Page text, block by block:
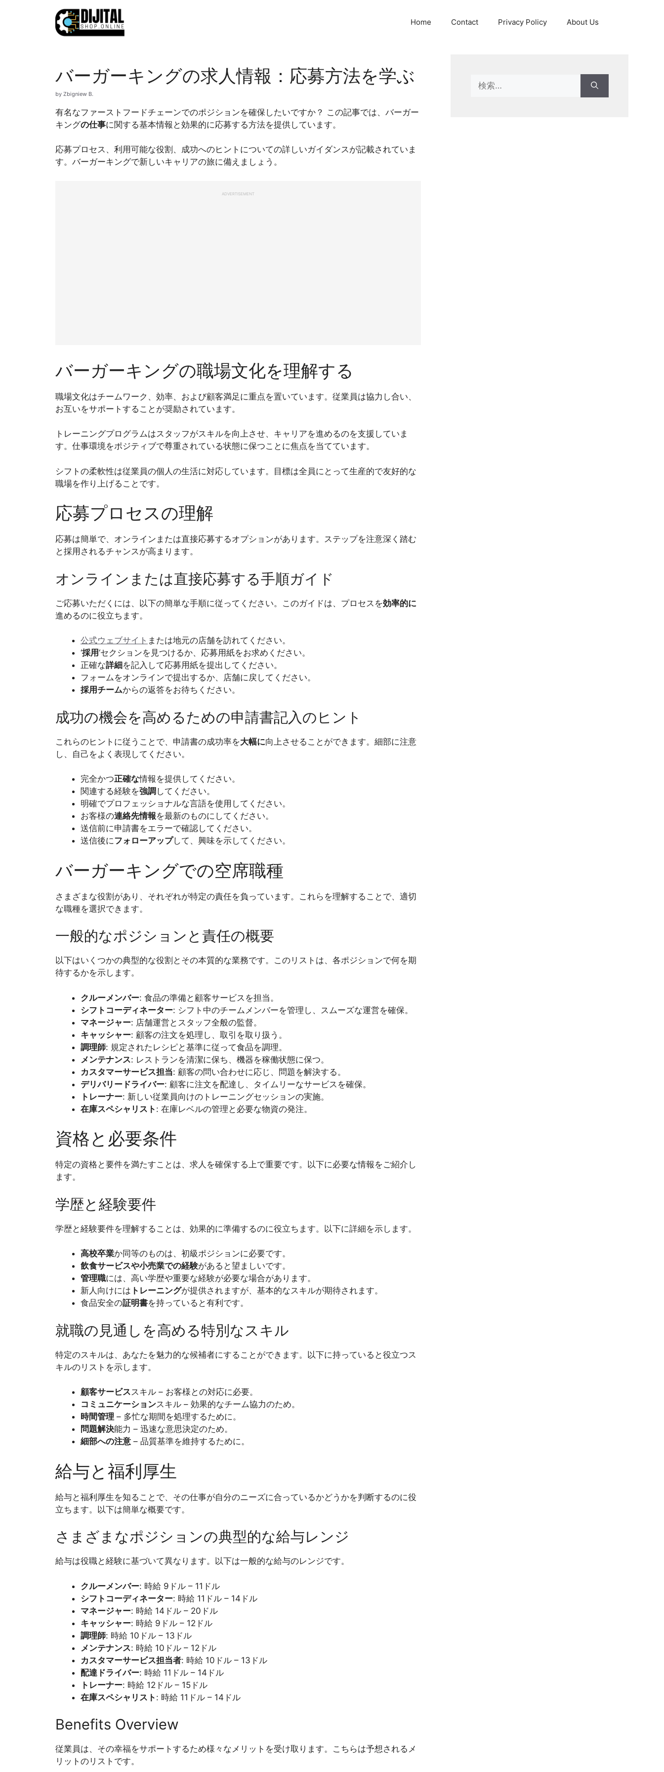
Home Contact Privacy Policy About Us
バーガーキングの求人情報：応募方法を学ぶ
by Zbigniew B.
有名なファーストフードチェーンでのポジションを確保したいですか？ この記事では、バーガー
キングの仕事に関する基本情報と効果的に応募する方法を提供しています。
応募プロセス、利用可能な役割、成功へのヒントについての詳しいガイダンスが記載されていま
す。バーガーキングで新しいキャリアの旅に備えましょう。
ADVERTISEMENT
バーガーキングの職場文化を理解する
職場文化はチームワーク、効率、および顧客満足に重点を置いています。従業員は協力し合い、
お互いをサポートすることが奨励されています。
トレーニングプログラムはスタッフがスキルを向上させ、キャリアを進めるのを支援していま
す。仕事環境をポジティブで尊重されている状態に保つことに焦点を当てています。
シフトの柔軟性は従業員の個人の生活に対応しています。目標は全員にとって生産的で友好的な
職場を作り上げることです。
応募プロセスの理解
応募は簡単で、オンラインまたは直接応募するオプションがあります。ステップを注意深く踏む
と採用されるチャンスが高まります。
オンラインまたは直接応募する手順ガイド
ご応募いただくには、以下の簡単な手順に従ってください。このガイドは、プロセスを効率的に
進めるのに役立ちます。
公式ウェブサイト または地元の店舗を訪れてください。
‘採用‘セクションを見つけるか、応募用紙をお求めください。
正確な詳細を記入して応募用紙を提出してください。
フォームをオンラインで提出するか、店舗に戻してください。
採用チームからの返答をお待ちください。
成功の機会を高めるための申請書記入のヒント
これらのヒントに従うことで、申請書の成功率を大幅に向上させることができます。細部に注意
し、自己をよく表現してください。
完全かつ正確な情報を提供してください。
関連する経験を強調 してください。
明確でプロフェッショナルな言語を使用してください。
お客様の連絡先情報を最新のものにしてください。
送信前に申請書をエラーで確認してください。
送信後にフォローアップして、興味を示してください。
バーガーキングでの空席職種
さまざまな役割があり、それぞれが特定の責任を負っています。これらを理解することで、適切
な職種を選択できます。
一般的なポジションと責任の概要
以下はいくつかの典型的な役割とその本質的な業務です。このリストは、各ポジションで何を期
待するかを示します。
クルーメンバー: 食品の準備と顧客サービスを担当。
シフトコーディネーター: シフト中のチームメンバーを管理し、スムーズな運営を確保。
マネージャー: 店舗運営とスタッフ全般の監督。
キャッシャー: 顧客の注文を処理し、取引を取り扱う。
調理師: 規定されたレシピと基準に従って食品を調理。
メンテナンス: レストランを清潔に保ち、機器を稼働状態に保つ。
カスタマーサービス担当: 顧客の問い合わせに応じ、問題を解決する。
デリバリードライバー: 顧客に注文を配達し、タイムリーなサービスを確保。
トレーナー: 新しい従業員向けのトレーニングセッションの実施。
在庫スペシャリスト : 在庫レベルの管理と必要な物資の発注。
資格と必要条件
特定の資格と要件を満たすことは、求人を確保する上で重要です。以下に必要な情報をご紹介し
ます。
学歴と経験要件
学歴と経験要件を理解することは、効果的に準備するのに役立ちます。以下に詳細を示します。
高校卒業か同等のものは、初級ポジションに必要です。
飲食サービスや小売業での経験があると望ましいです。
管理職には、高い学歴や重要な経験が必要な場合があります。
新人向けには トレーニングが提供されますが、基本的なスキルが期待されます。
食品安全の証明書を持っていると有利です。
就職の見通しを高める特別なスキル
特定のスキルは、あなたを魅力的な候補者にすることができます。以下に持っていると役立つス
キルのリストを示します。
顧客サービススキル – お客様との対応に必要。
コミュニケーションスキル – 効果的なチーム協力のため。
時間管理 – 多忙な期間を処理するために。
問題解決能力 – 迅速な意思決定のため。
細部への注意 – 品質基準を維持するために。
給与と福利厚生
給与と福利厚生を知ることで、その仕事が自分のニーズに合っているかどうかを判断するのに役
立ちます。以下は簡単な概要です。
さまざまなポジションの典型的な給与レンジ
給与は役職と経験に基づいて異なります。以下は一般的な給与のレンジです。
クルーメンバー: 時給 9ドル – 11ドル
シフトコーディネーター: 時給 11ドル – 14ドル
マネージャー: 時給 14ドル – 20ドル
キャッシャー: 時給 9ドル – 12ドル
調理師: 時給 10ドル – 13ドル
メンテナンス: 時給 10ドル – 12ドル
カスタマーサービス担当者: 時給 10ドル – 13ドル
配達ドライバー: 時給 11ドル – 14ドル
トレーナー: 時給 12ドル – 15ドル
在庫スペシャリスト : 時給 11ドル – 14ドル
Benefits Overview
従業員は、その幸福をサポートするため様々なメリットを受け取ります。こちらは予想されるメ
リットのリストです。
Search
for: